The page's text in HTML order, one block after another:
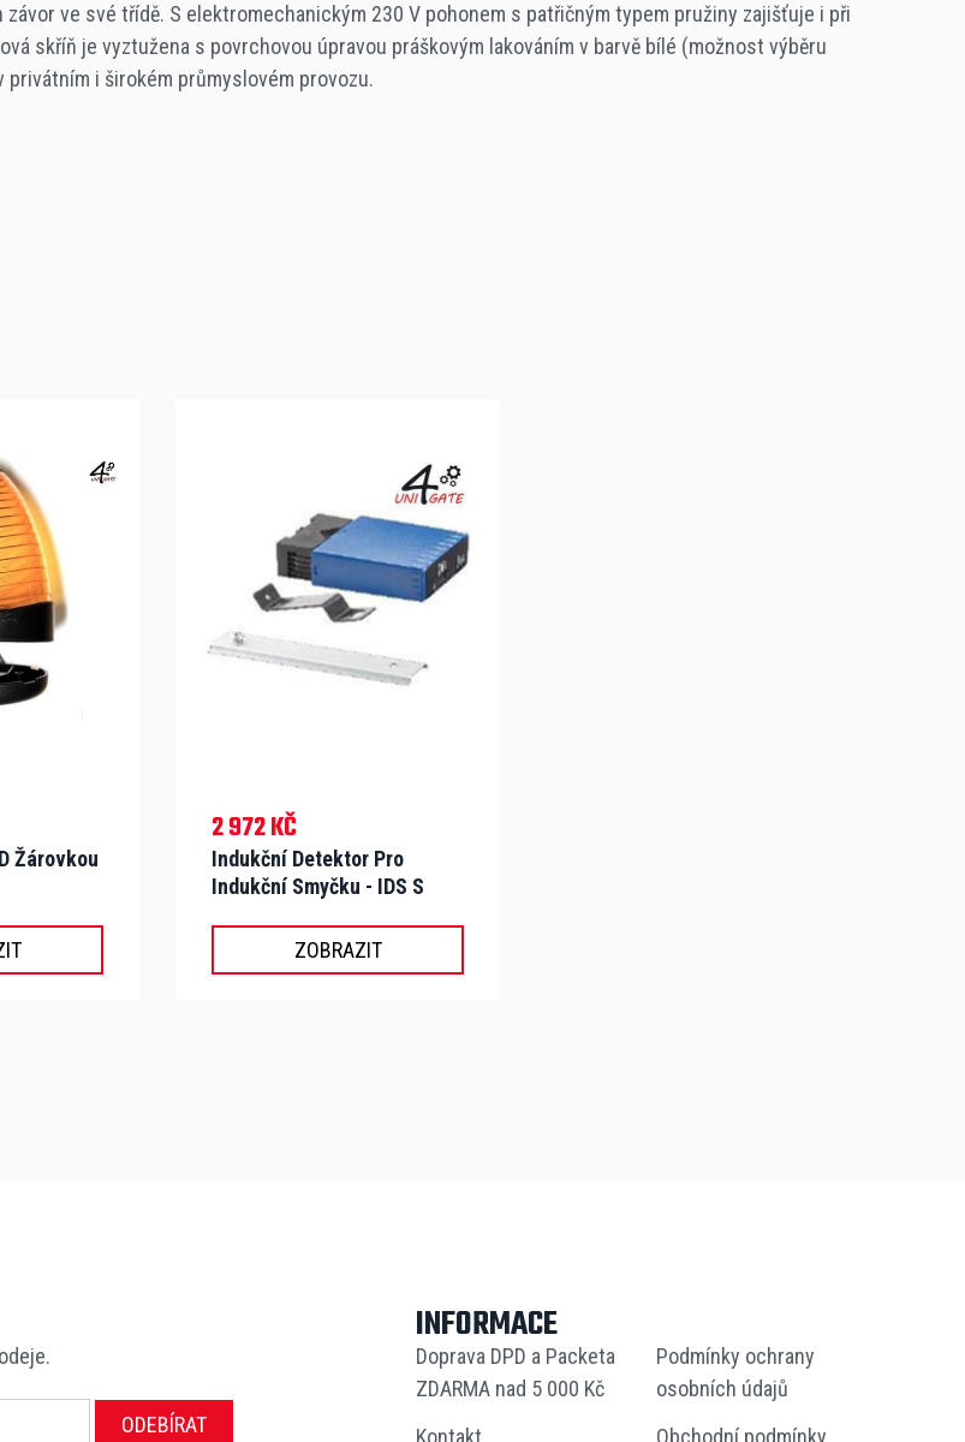
ve své třídě. S elektromechanickým 230 V pohonem s patřičným typem pružiny zajišťuje i při
skříň je vyztužena s povrchovou úpravou práškovým lakováním v barvě bílé (možnost výběru
privátním i širokém průmyslovém provozu.
Žárovkou
2 972 KČ
Indukční Detektor Pro
Indukční Smyčku - IDS S
ZOBRAZIT
ODEBÍRAT
INFORMACE
Doprava DPD a Packeta
ZDARMA nad 5 000 Kč
Podmínky ochrany
osobních údajů
Kontakt
Obchodní podmínky